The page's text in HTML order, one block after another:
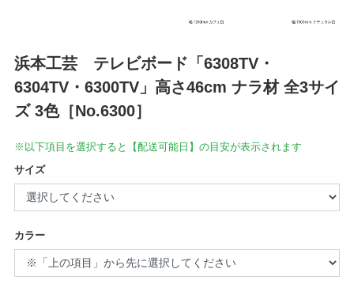
浜本工芸 テレビボード「6308TV・
6304TV・6300TV」高さ46cm ナラ材 全3サイ
ズ 3色［No.6300］
※以下項目を選択すると【配送可能日】の目安が表示されます
サイズ
カラー